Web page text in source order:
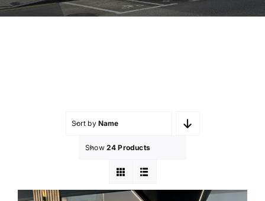
Sort by Name
Show 24 Products